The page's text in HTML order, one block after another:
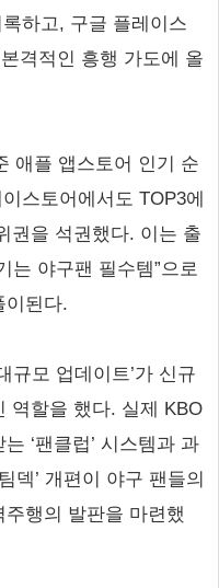
하고, 구글 플레이스
격적인 흥행 가도에 올
애플 앱스토어 인기 순
스토어에서도 TOP3에
권을 석권했다. 이는 출
는 야구팬 필수템”으로
이된다.
규모 업데이트’가 신규
역할을 했다. 실제 KBO
‘팬클럽’ 시스템과 과
덱’ 개편이 야구 팬들의
행의 발판을 마련했